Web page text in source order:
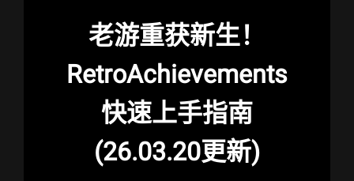
老游重获新生！
RetroAchievements
快速上手指南
(26.03.20更新)